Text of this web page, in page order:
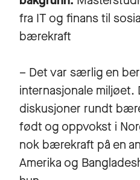
fra IT og finans til
bærekraft
– Det var særlig en
internasjonale miljøet.
diskusjoner rundt
født og oppvokst i
nok bærekraft på en
Amerika og